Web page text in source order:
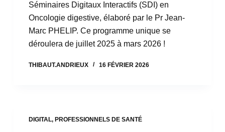
Séminaires Digitaux Interactifs (SDI) en
Oncologie digestive, élaboré par le Pr Jean-
Marc PHELIP. Ce programme unique se
déroulera de juillet 2025 à mars 2026 !
THIBAUT.ANDRIEUX 16 FÉVRIER 2026
DIGITAL, PROFESSIONNELS DE SANTÉ